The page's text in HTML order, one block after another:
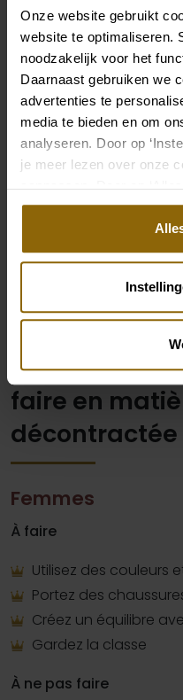
Onze website gebruikt
website te optimaliseren.
noodzakelijk voor het
Daarnaast gebruiken we
advertenties te
media te bieden en om
analyseren. Door op
je meer lezen over onze
aanpassen. Door op
akkoord met het gebruik
La
hommes en
Smart Casual est un
une touche de chic.
Une tenue semi-
Une chemise
Voir notre
Les choses à
faire en
décontractée
Femmes
À faire
Utilisez des couleurs
Portez des
Créez un équilibre
Gardez la classe
À ne pas faire